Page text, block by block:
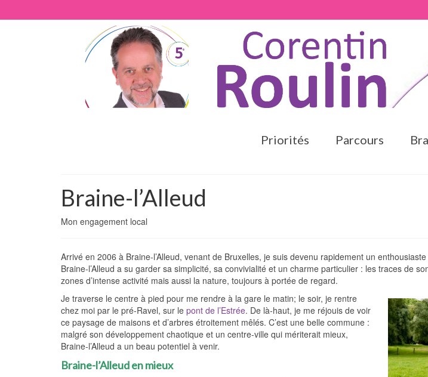
Priorités Parcours
Braine-l’Alleud
Mon engagement local
Arrivé en 2006 à Braine-l’Alleud, venant de Bruxelles, je suis devenu rapidement un
Braine-l’Alleud a su garder sa simplicité, sa convivialité et un charme particulier : les traces de
zones d’intense activité mais aussi la nature, toujours à portée de regard.
Je traverse le centre à pied pour me rendre à la gare le matin; le soir, je rentre
chez moi par le pré-Ravel, sur le pont de l’Estrée. De là-haut, je me réjouis de voir
ce paysage de maisons et d’arbres étroitement mêlés. C’est une belle commune :
malgré son développement chaotique et un centre-ville qui mériterait mieux,
Braine-l’Alleud a un beau potentiel à venir.
Braine-l’Alleud en mieux